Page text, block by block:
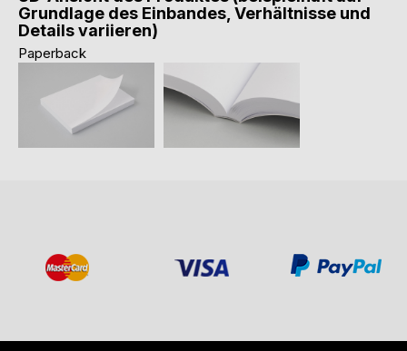
Grundlage des Einbandes, Verhältnisse und
Details variieren)
Paperback